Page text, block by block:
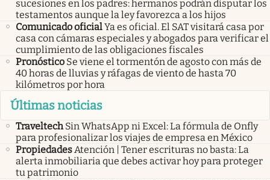
sucesiones en los padres: hermanos podrán disputar los
testamentos aunque la ley favorezca a los hijos
Comunicado oficialYa es oficial. El SAT visitará casa por
casa con cámaras especiales y abogados para verificar el
cumplimiento de las obligaciones fiscales
Pronóstico Se viene el tormentón de agosto con más de
40 horas de lluvias y ráfagas de viento de hasta 70
kilómetros por hora
Últimas noticias
Traveltech Sin WhatsApp ni Excel: La fórmula de Onfly
para profesionalizar los viajes de empresa en México
PropiedadesAtención | Tener escrituras no basta: La
alerta inmobiliaria que debes activar hoy para proteger
tu patrimonio